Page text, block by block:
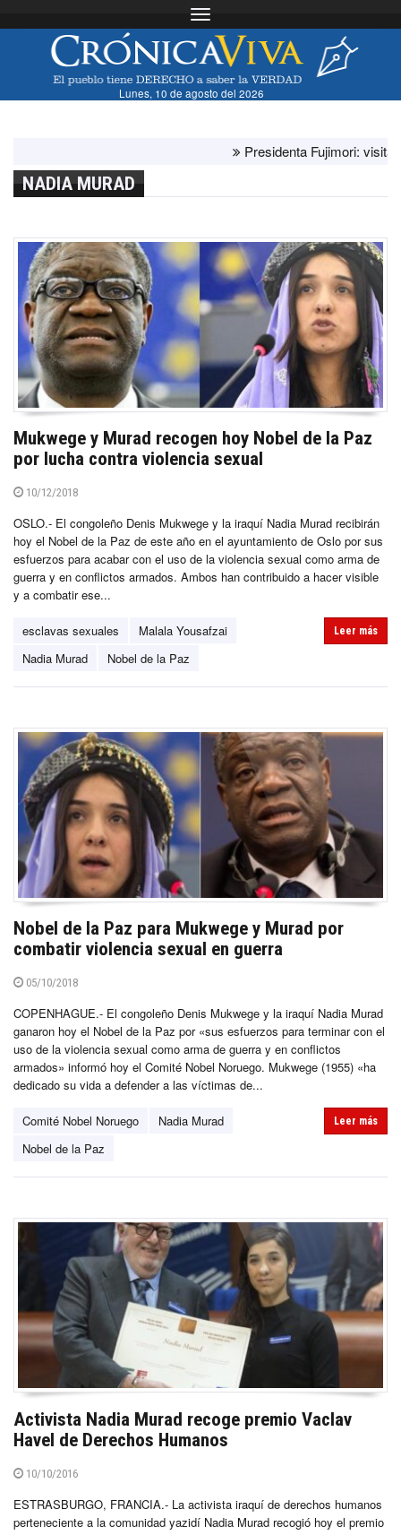
Toggle navigation
Lunes, 10 de agosto del 2026
Presidenta Fujimori: visita
NADIA MURAD
Mukwege y Murad recogen hoy Nobel de la Paz
por lucha contra violencia sexual
10/12/2018
OSLO.- El congoleño Denis Mukwege y la iraquí Nadia Murad recibirán
hoy el Nobel de la Paz de este año en el ayuntamiento de Oslo por sus
esfuerzos para acabar con el uso de la violencia sexual como arma de
guerra y en conflictos armados. Ambos han contribuido a hacer visible
y a combatir ese...
esclavas sexuales
Malala Yousafzai
Nadia Murad
Nobel de la Paz
Leer más
Nobel de la Paz para Mukwege y Murad por
combatir violencia sexual en guerra
05/10/2018
COPENHAGUE.- El congoleño Denis Mukwege y la iraquí Nadia Murad
ganaron hoy el Nobel de la Paz por «sus esfuerzos para terminar con el
uso de la violencia sexual como arma de guerra y en conflictos
armados» informó hoy el Comité Nobel Noruego. Mukwege (1955) «ha
dedicado su vida a defender a las víctimas de...
Comité Nobel Noruego
Nadia Murad
Nobel de la Paz
Leer más
Activista Nadia Murad recoge premio Vaclav
Havel de Derechos Humanos
10/10/2016
ESTRASBURGO, FRANCIA.- La activista iraquí de derechos humanos
perteneciente a la comunidad yazidí Nadia Murad recogió hoy el premio